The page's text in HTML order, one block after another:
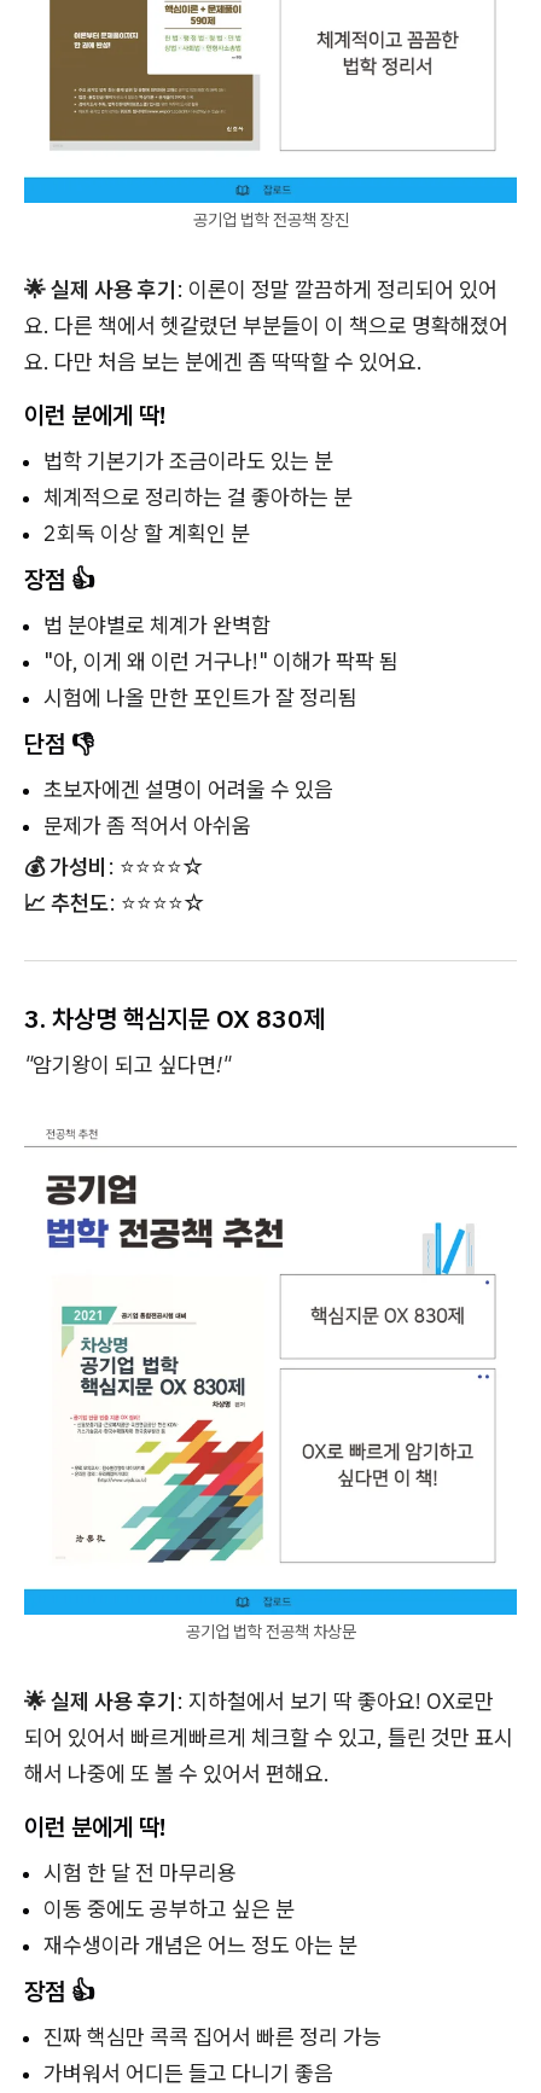
공기업 법학 전공책 장진
🌟 실제 사용 후기: 이론이 정말 깔끔하게 정리되어 있어
요. 다른 책에서 헷갈렸던 부분들이 이 책으로 명확해졌어
요. 다만 처음 보는 분에겐 좀 딱딱할 수 있어요.
이런 분에게 딱!
법학 기본기가 조금이라도 있는 분
체계적으로 정리하는 걸 좋아하는 분
2회독 이상 할 계획인 분
장점 👍
법 분야별로 체계가 완벽함
"아, 이게 왜 이런 거구나!" 이해가 팍팍 됨
시험에 나올 만한 포인트가 잘 정리됨
단점 👎
초보자에겐 설명이 어려울 수 있음
문제가 좀 적어서 아쉬움
💰 가성비 : ⭐⭐⭐⭐☆
📈 추천도: ⭐⭐⭐⭐☆
3. 차상명 핵심지문 OX 830제
"암기왕이 되고 싶다면!"
공기업 법학 전공책 차상문
🌟 실제 사용 후기: 지하철에서 보기 딱 좋아요! OX로만
되어 있어서 빠르게빠르게 체크할 수 있고, 틀린 것만 표시
해서 나중에 또 볼 수 있어서 편해요.
이런 분에게 딱!
시험 한 달 전 마무리용
이동 중에도 공부하고 싶은 분
재수생이라 개념은 어느 정도 아는 분
장점 👍
진짜 핵심만 콕콕 집어서 빠른 정리 가능
가벼워서 어디든 들고 다니기 좋음